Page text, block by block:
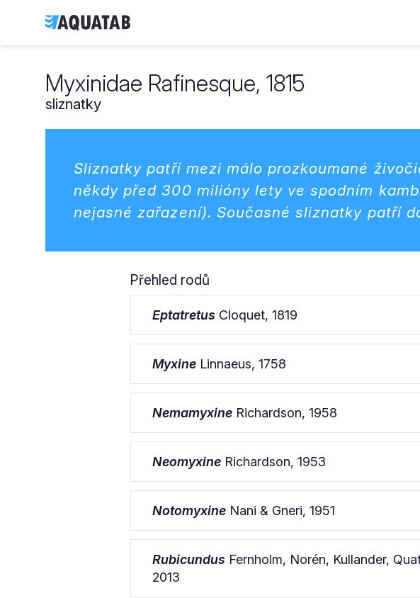
Myxinidae Rafinesque, 1815
sliznatky
Sliznatky patří mezi málo prozkoumané
někdy před 300 milióny lety ve spodním
nejasné zařazení). Současné sliznatky patří
Přehled rodů
Eptatretus Cloquet, 1819
Myxine Linnaeus, 1758
Nemamyxine Richardson, 1958
Neomyxine Richardson, 1953
Notomyxine Nani & Gneri, 1951
Rubicundus Fernholm, Norén, Kullander,
2013